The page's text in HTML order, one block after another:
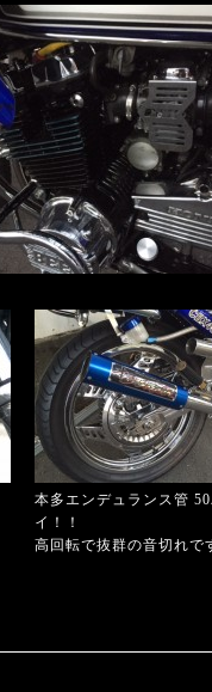
本多エンデュランス管
イ！！
高回転で抜群の音切れで